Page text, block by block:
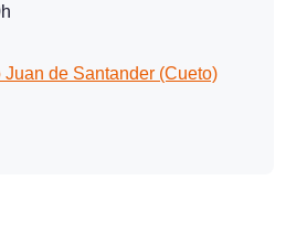
de Santander (Cueto)